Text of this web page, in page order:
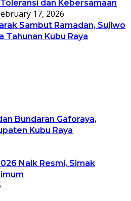
dan Kebersamaan
17, 2026
Sambut Ramadan, Sujiwo
Tahunan Kubu Raya
Bundaran Gaforaya,
Kubu Raya
Naik Resmi, Simak